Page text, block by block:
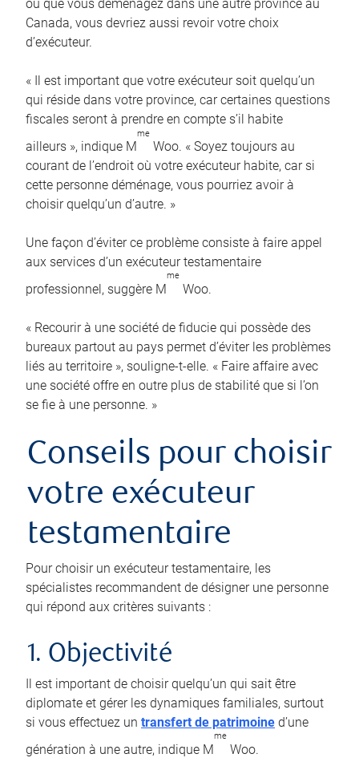
ou que vous déménagez dans une autre province au
Canada, vous devriez aussi revoir votre choix
d’exécuteur.
« Il est important que votre exécuteur soit quelqu’un
qui réside dans votre province, car certaines questions
fiscales seront à prendre en compte s’il habite
ailleurs », indique M
me
Woo. « Soyez toujours au
courant de l’endroit où votre exécuteur habite, car si
cette personne déménage, vous pourriez avoir à
choisir quelqu’un d’autre. »
Une façon d’éviter ce problème consiste à faire appel
aux services d’un exécuteur testamentaire
professionnel, suggère M
me
Woo.
« Recourir à une société de fiducie qui possède des
bureaux partout au pays permet d’éviter les problèmes
liés au territoire », souligne-t-elle. « Faire affaire avec
une société offre en outre plus de stabilité que si l’on
se fie à une personne. »
Conseils pour choisir
votre exécuteur
testamentaire
Pour choisir un exécuteur testamentaire, les
spécialistes recommandent de désigner une personne
qui répond aux critères suivants :
1. Objectivité
Il est important de choisir quelqu’un qui sait être
diplomate et gérer les dynamiques familiales, surtout
si vous effectuez un transfert de patrimoine d’une
génération à une autre, indique M
me
Woo.